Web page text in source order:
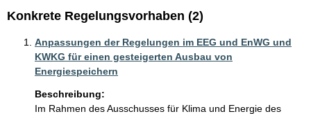
Konkrete Regelungsvorhaben (2)
Anpassungen der Regelungen im EEG und EnWG und
KWKG für einen gesteigerten Ausbau von
Energiespeichern
Beschreibung:
Im Rahmen des Ausschusses für Klima und Energie des